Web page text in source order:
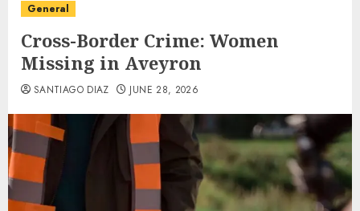
General
Cross-Border Crime: Women
Missing in Aveyron
SANTIAGO DIAZ JUNE 28, 2026